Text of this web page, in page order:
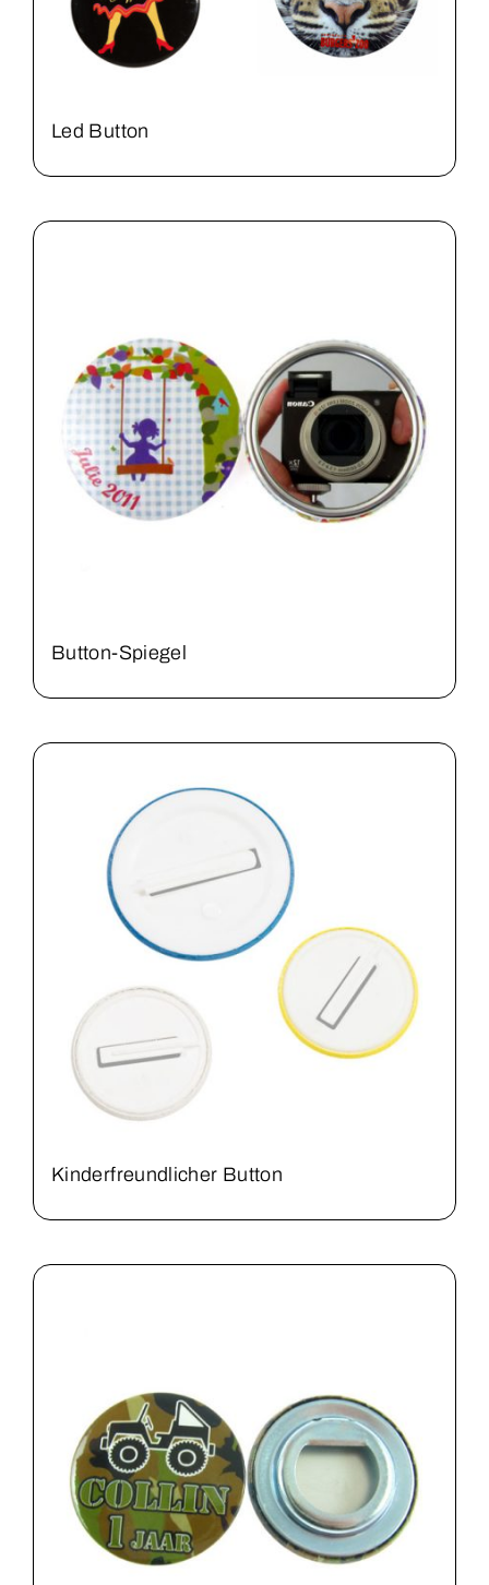
Led Button
Button-Spiegel
Kinderfreundlicher Button